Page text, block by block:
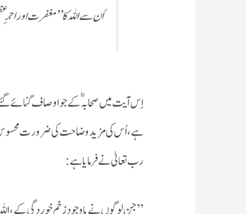
اُن سے اللہ کا” مغفرت اور
اِس آیت میں صحابہ ؓ کے جواوصاف گنائے
رب تعالیٰ نے فرمایا ہے: